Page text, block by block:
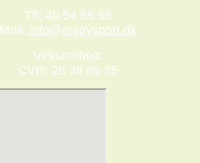
Tlf: 40 54 55 55
Mail: info@enjoysport.dk
Virksomhed:
CVR: 28 38 85 35